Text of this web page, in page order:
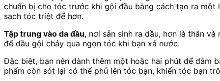
chuẩn bị cho tóc trước khi gội đầu bằng cách tạo ra
sạch tóc triệt để hơn.
Tập trung vào da đầu, nơi sản sinh ra dầu, hơn là thân
để dầu gội chảy qua ngọn tóc khi bạn xả nước.
Đặc biệt, bạn nên dành thêm một hoặc hai phút để đảm
phẩm còn sót lại có thể phủ lên tóc bạn, khiến tóc bạn